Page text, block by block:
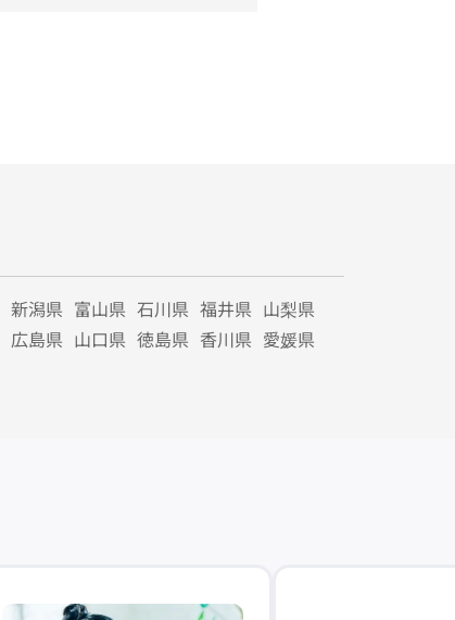
新潟県 富山県 石川県 福井県 山梨県
広島県 山口県 徳島県 香川県 愛媛県